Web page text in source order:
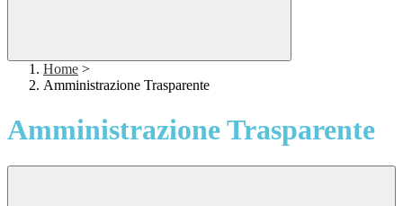
Home >
Amministrazione Trasparente
Amministrazione Trasparente